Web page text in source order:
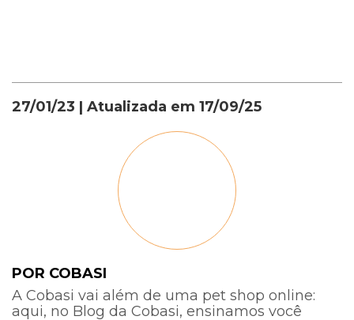
27/01/23 | Atualizada em 17/09/25
POR COBASI
A Cobasi vai além de uma pet shop online:
aqui, no Blog da Cobasi, ensinamos você